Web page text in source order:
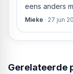
eens anders
Mieke · 27 jun
Gerelateerde